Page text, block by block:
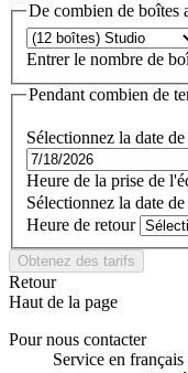
De combien de boîtes
Entrer le nombre de
Pendant combien de
Sélectionnez la date
Heure de la prise de
Sélectionnez la date
Heure de retour
Obtenez des tarifs
Retour
Haut de la page
Pour nous contacter
Service en